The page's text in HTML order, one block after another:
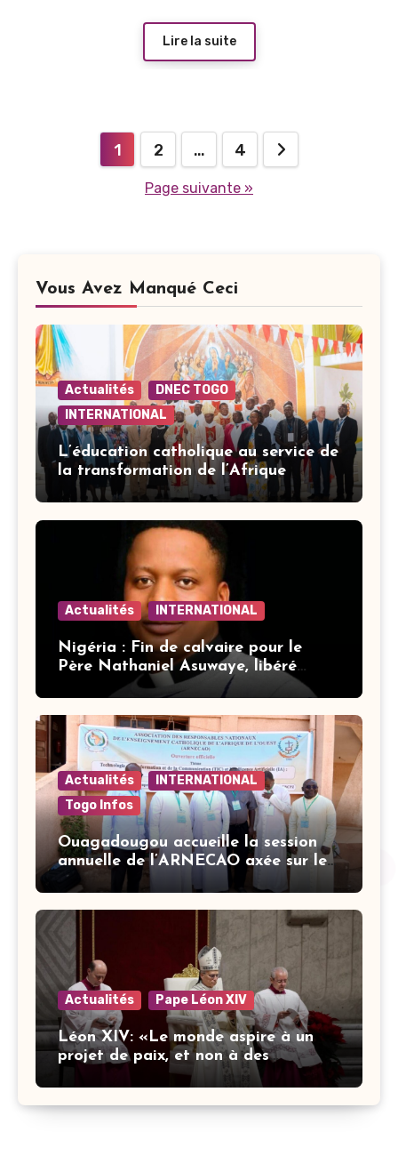
STATISTIQUES DE LA
DNEC ET DES 7 DIOCÈSES
Lire la suite
Pagination
1 2 … 4
Page suivante »
Vous Avez Manqué Ceci
Actualités
DNEC TOGO
INTERNATIONAL
L’éducation catholique au service de
la transformation de l’Afrique
Actualités INTERNATIONAL
Nigéria : Fin de calvaire pour le
Père Nathaniel Asuwaye, libéré
après trois mois de captivité
Actualités
INTERNATIONAL
Togo Infos
Ouagadougou accueille la session
annuelle de l’ARNECAO axée sur les
défis de l’intelligence artificielle
dans l’éducation catholique
Actualités Pape Léon XIV
Léon XIV: «Le monde aspire à un
projet de paix, et non à des
stratégies armées»